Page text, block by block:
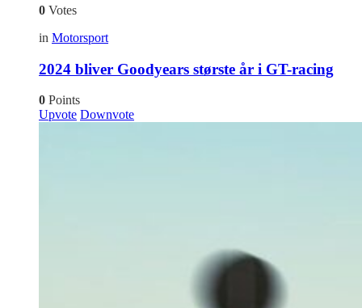
0 Votes
in Motorsport
2024 bliver Goodyears største år i GT-racing
0 Points
Upvote Downvote